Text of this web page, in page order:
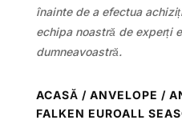
înainte de a efectua
echipa noastră de experți
dumneavoastră.
ACASĂ / ANVELOPE /
FALKEN EUROALL